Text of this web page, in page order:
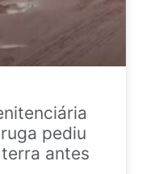
pediu
antes